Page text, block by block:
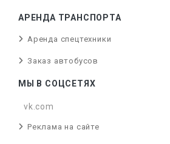
АРЕНДА ТРАНСПОРТА
Аренда спецтехники
Заказ автобусов
МЫ В СОЦСЕТЯХ
vk.com
Реклама на сайте